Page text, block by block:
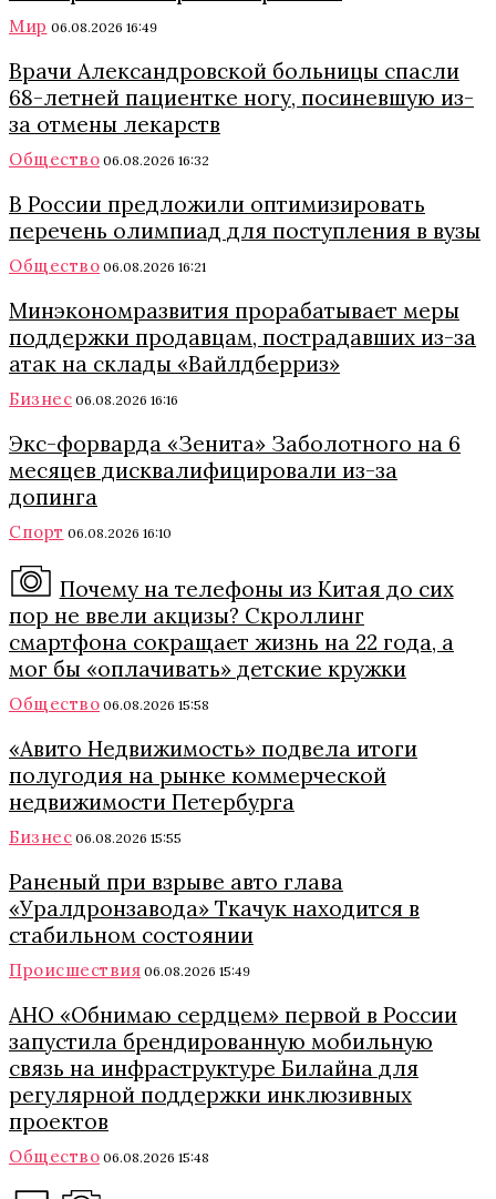
Мир 06.08.2026 16:49
Врачи Александровской больницы спасли
68-летней пациентке ногу, посиневшую из-
за отмены лекарств
Общество 06.08.2026 16:32
В России предложили оптимизировать
перечень олимпиад для поступления в вузы
Общество 06.08.2026 16:21
Минэкономразвития прорабатывает меры
поддержки продавцам, пострадавших из-за
атак на склады «Вайлдберриз»
Бизнес 06.08.2026 16:16
Экс-форварда «Зенита» Заболотного на 6
месяцев дисквалифицировали из-за
допинга
Спорт 06.08.2026 16:10
Почему на телефоны из Китая до сих
пор не ввели акцизы? Скроллинг
смартфона сокращает жизнь на 22 года, а
мог бы «оплачивать» детские кружки
Общество 06.08.2026 15:58
«Авито Недвижимость» подвела итоги
полугодия на рынке коммерческой
недвижимости Петербурга
Бизнес 06.08.2026 15:55
Раненый при взрыве авто глава
«Уралдронзавода» Ткачук находится в
стабильном состоянии
Происшествия 06.08.2026 15:49
АНО «Обнимаю сердцем» первой в России
запустила брендированную мобильную
связь на инфраструктуре Билайна для
регулярной поддержки инклюзивных
проектов
Общество 06.08.2026 15:48